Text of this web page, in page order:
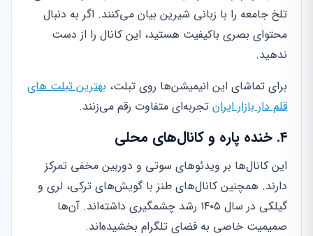
تلخ جامعه را با زبانی شیرین بیان می‌کنند. اگر به دنبال
محتوای بصری باکیفیت هستید، این کانال را از دست
ندهید.
برای تماشای این انیمیشن‌ها روی تبلت، بهترین تبلت های
قلم دار بازار ایران تجربه‌ای متفاوت رقم می‌زنند.
۴. خنده پاره و کانال‌های محلی
این کانال‌ها بر ویدئوهای سوتی و دوربین مخفی تمرکز
دارند. همچنین کانال‌های طنز با گویش‌های ترکی، لری و
گیلکی در سال ۱۴۰۵ رشد چشمگیری داشته‌اند. آن‌ها
صمیمیت خاصی به فضای تلگرام بخشیده‌اند.